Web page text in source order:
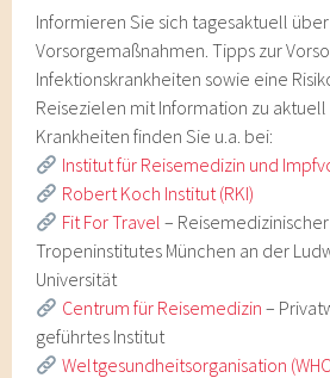
Informieren Sie sich tagesaktuell
Vorsorgemaßnahmen. Tipps zur
Infektionskrankheiten sowie eine
Reisezielen mit Information zu
Krankheiten finden Sie u.a. bei:
Institut für Reisemedizin und
Robert Koch Institut (RKI)
Fit For Travel –
Tropeninstitutes München an der
Universität
Centrum für Reisemedizin –
geführtes Institut
Weltgesundheitsorganisation